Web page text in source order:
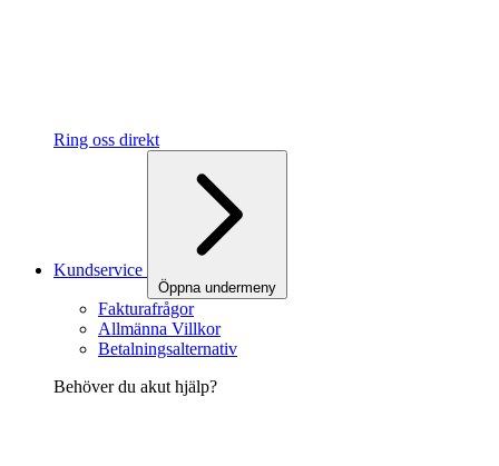
Ring oss direkt
Kundservice
Öppna undermeny
Fakturafrågor
Allmänna Villkor
Betalningsalternativ
Behöver du akut hjälp?